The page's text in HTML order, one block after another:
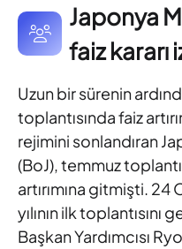
Japonya
faiz
Uzun bir sürenin
toplantısında faiz
rejimini sonlandıran
(BoJ), temmuz
artırımına gitmişti. 24
yılının ilk toplantısını
Başkan Yardımcısı